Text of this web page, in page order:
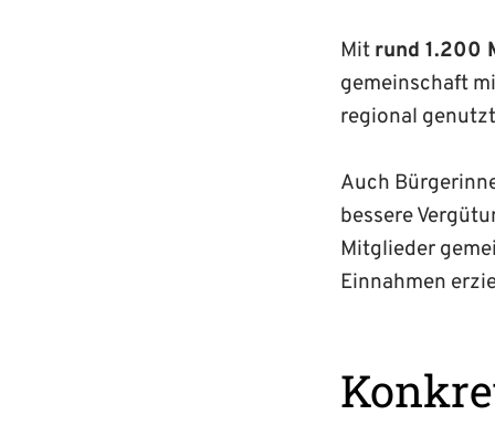
Mit rund 1.200
gemeinschaft
regional
Auch
bessere
Mitglieder
Einnahmen